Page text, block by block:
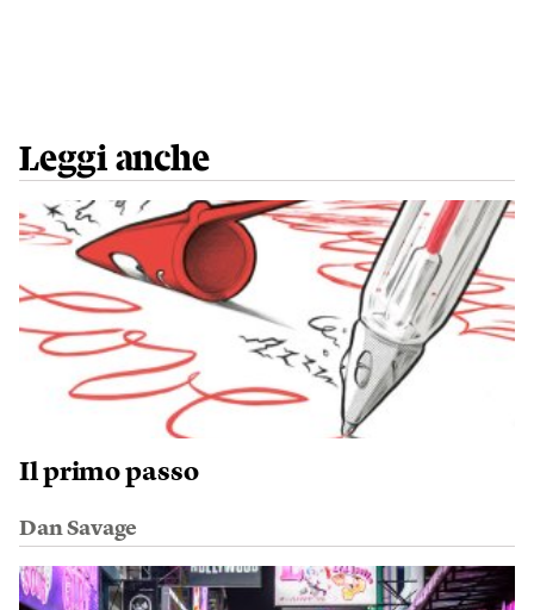
Leggi anche
Il primo passo
Dan Savage